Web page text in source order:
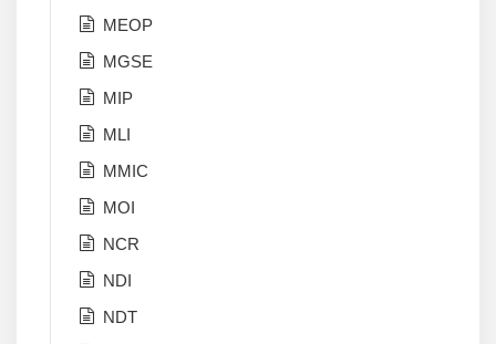
MEOP
MGSE
MIP
MLI
MMIC
MOI
NCR
NDI
NDT